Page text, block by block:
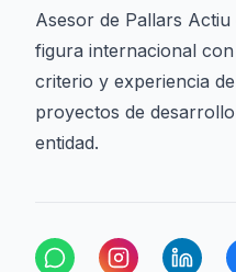
Asesor de Pallars
figura internacional
criterio y experiencia
proyectos de
entidad.